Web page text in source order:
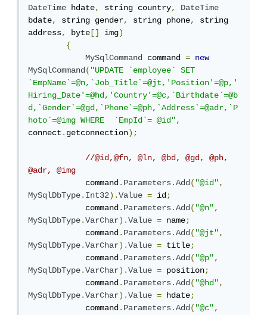
DateTime hdate, string country,
DateTime
bdate, string gender, string phone,
string
address, byte [] img)
{
MySqlCommand command =
new
MySqlCommand("UPDATE `employee` SET
`EmpName`=@n,`Job_Title`=@jt,'Position'=@p,'
Hiring_Date'=@hd,'Country'=@c,`Birthdate`=@b
d,`Gender`=@gd,`Phone`=@ph,`Address`=@adr,`P
hoto`=@img WHERE  `EmpId`= @id",
connect.getconnection);
//@id,@fn, @ln, @bd, @gd, @ph,
@adr, @img
            command
.Parameters.Add("@id",
MySqlDbType.Int32).Value = id;
            command
.Parameters.Add("@n",
MySqlDbType.VarChar).Value = name;
            command
.Parameters.Add("@jt",
MySqlDbType.VarChar).Value = title;
            command
.Parameters.Add("@p",
MySqlDbType.VarChar).Value = position;
            command
.Parameters.Add("@hd",
MySqlDbType.VarChar).Value = hdate;
            command
.Parameters.Add("@c",